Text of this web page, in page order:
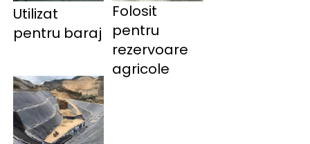
Utilizat
Folosit
pentru
rezervoare
agricole